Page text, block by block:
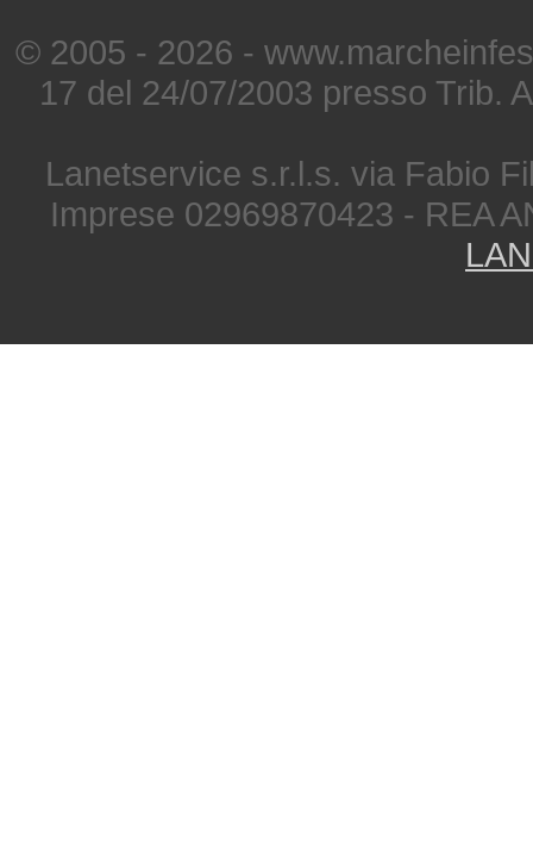
© 2005 - 2026 -
17 del 24/07/2003 presso Trib.
Lanetservice s.r.l.s. via Fabio
Imprese 02969870423 - REA